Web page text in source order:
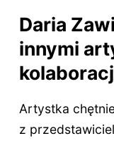
Daria
innymi
Artystka
z